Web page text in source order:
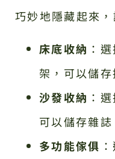
巧妙地隱藏起來
床底收納 ：
架，可以儲存
沙發收納 ：
可以儲存雜誌
多功能傢俱